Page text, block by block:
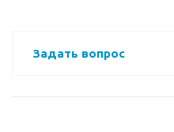
Задать вопрос